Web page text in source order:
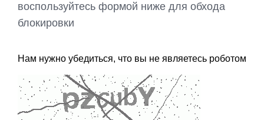
воспользуйтесь формой ниже для обхода
блокировки
Нам нужно убедиться, что вы не являетесь роботом